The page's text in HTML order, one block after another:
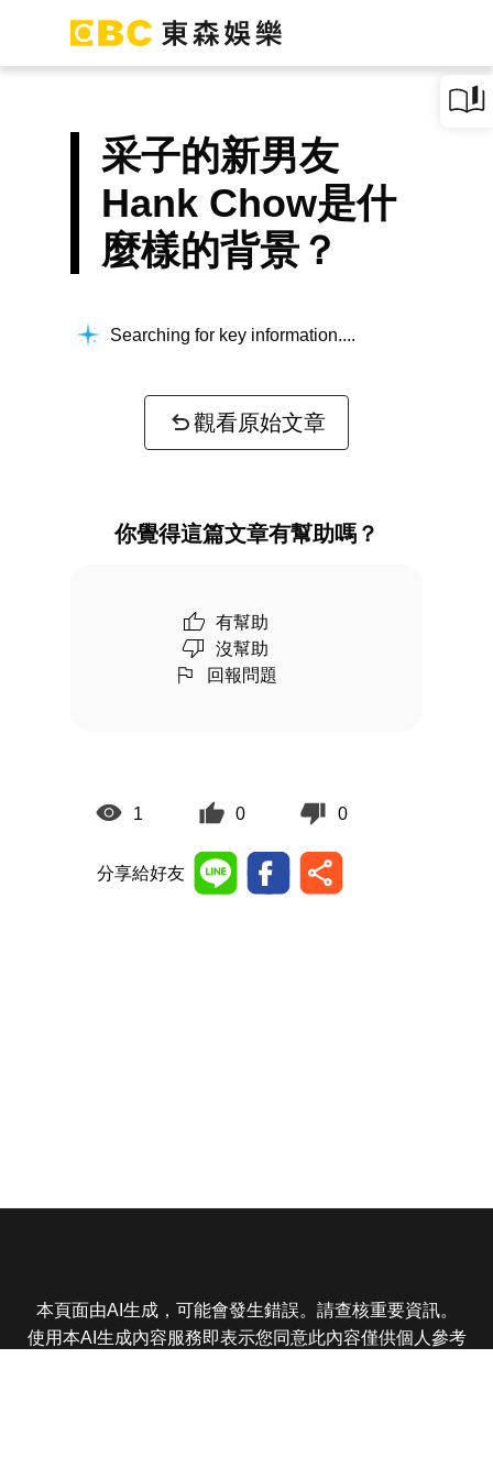
采子的新男友
Hank Chow是什
麼樣的背景？
Searching for key information...
觀看原始文章
你覺得這篇文章有幫助嗎？
有幫助
沒幫助
回報問題
1 0 0
分享給好友
本頁面由AI生成，可能會發生錯誤。請查核重要資訊。
使用本AI生成內容服務即表示您同意此內容僅供個人參考